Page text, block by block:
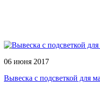
06 июня 2017
Вывеска с подсветкой для